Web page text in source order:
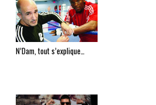
N’Dam, tout s’explique…